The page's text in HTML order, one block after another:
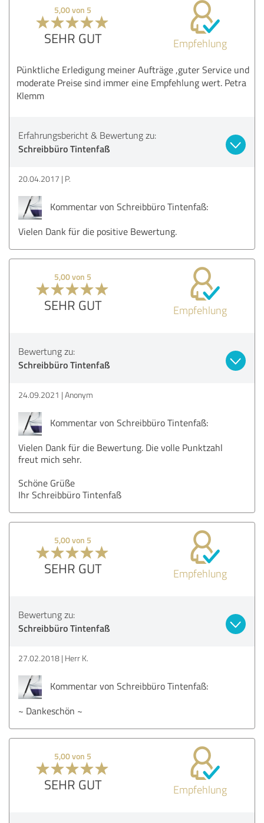
5,00 von 5
SEHR GUT Empfehlung
Pünktliche Erledigung meiner Aufträge ,guter Service und
moderate Preise sind immer eine Empfehlung wert. Petra
Klemm
Erfahrungsbericht & Bewertung zu:
Schreibbüro Tintenfaß
20.04.2017 P.
Kommentar von Schreibbüro Tintenfaß:
Vielen Dank für die positive Bewertung.
5,00 von 5
SEHR GUT Empfehlung
Bewertung zu:
Schreibbüro Tintenfaß
24.09.2021 Anonym
Kommentar von Schreibbüro Tintenfaß:
Vielen Dank für die Bewertung. Die volle Punktzahl
freut mich sehr.
Schöne Grüße
Ihr Schreibbüro Tintenfaß
5,00 von 5
SEHR GUT Empfehlung
Bewertung zu:
Schreibbüro Tintenfaß
27.02.2018 Herr K.
Kommentar von Schreibbüro Tintenfaß:
~ Dankeschön ~
5,00 von 5
SEHR GUT Empfehlung